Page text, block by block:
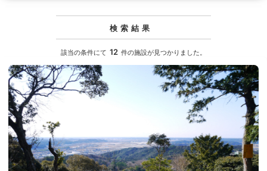
検索結果
該当の条件にて 12 件の施設が見つかりました。